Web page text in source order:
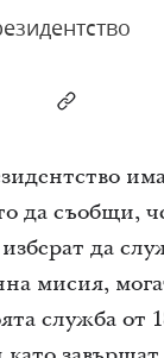
да съобщи,
да
мисия,
служба от